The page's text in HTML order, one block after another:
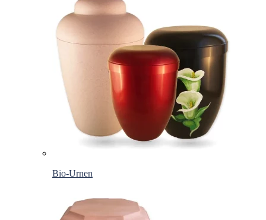
Bio-Urnen